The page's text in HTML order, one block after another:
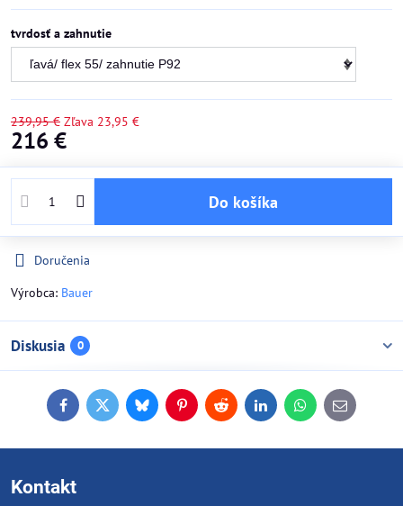
tvrdosť a zahnutie
239,95 € Zľava 23,95 €
216 €
Do košíka
Doručenia
Výrobca: Bauer
Diskusia 0
FacebookTwitterBlueskyPinterestReddit LinkedInWhatsApp
E-
mail
Kontakt